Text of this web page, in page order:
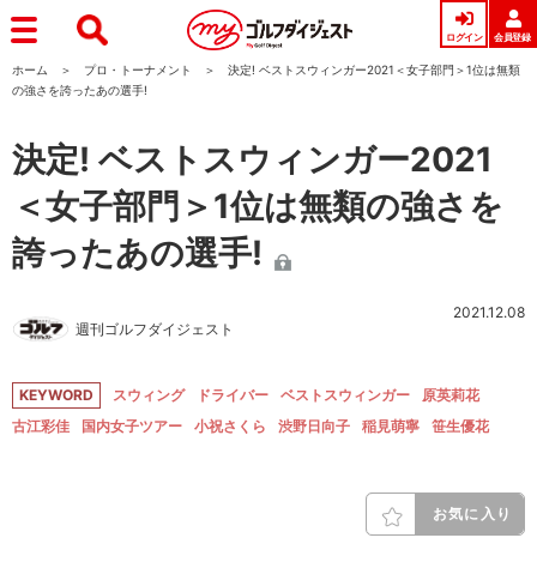
ログイン 会員登録
ホーム プロ・トーナメント
決定! ベストスウィンガー2021＜女子部門＞1位は無類
の強さを誇ったあの選手!
決定! ベストスウィンガー2021
＜女子部門＞1位は無類の強さを
誇ったあの選手!
週刊ゴルフダイジェスト
2021.12.08
KEYWORD スウィング ドライバー ベストスウィンガー
原英莉花
古江彩佳
国内女子ツアー 小祝さくら 渋野日向子 稲見萌寧 笹生優花
お気に入り